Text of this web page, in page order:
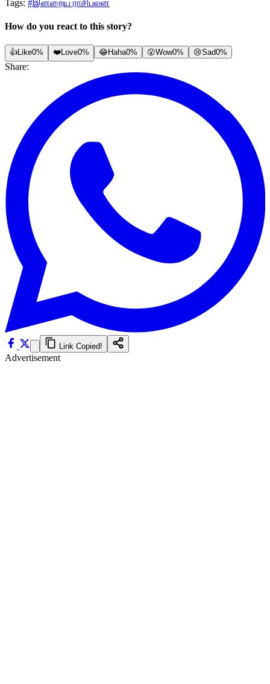
Tags: #இன்றைய ராசிபலன்
How do you react to this story?
👍Like0% ❤️Love0% 😂Haha0% 😮Wow0% 😢Sad0%
Share:
Link Copied!
Advertisement